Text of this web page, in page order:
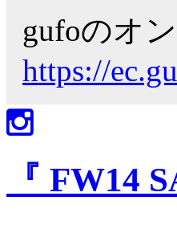
gufoのオ
https://
『 FW14